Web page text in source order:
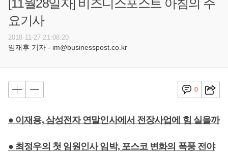
[11월28일자] 비즈니스포스트 아침의 주
요기사
2018-11-27 21:08:20
임재후 기자 - im@businesspost.co.kr
0
● 이재용, 삼성전자 연말인사에서 전장사업에 힘 실을까
● 최정우의 첫 임원인사 임박, 포스코 변화의 폭풍 전야